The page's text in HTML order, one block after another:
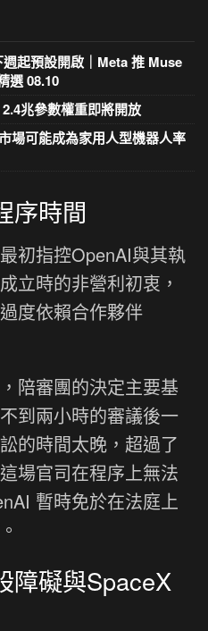
起預設開啟｜Meta 推 Muse
選 08.10
兆參數權重即將開放
場可能成為家用人型機器人率
序時間
初指控OpenAI與其執
立時的非營利初衷，
度依賴合作夥伴
陪審團的決定主要基
到兩小時的審議後一
的時間太晚，超過了
場官司在程序上無法
暫時免於在法庭上
障礙與SpaceX